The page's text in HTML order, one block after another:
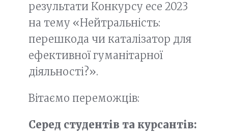
результати Конкурсу есе 2023
на тему «Нейтральність:
перешкода чи каталізатор для
ефективної гуманітарної
діяльності?».
Вітаємо переможців:
Серед студентів та курсантів: